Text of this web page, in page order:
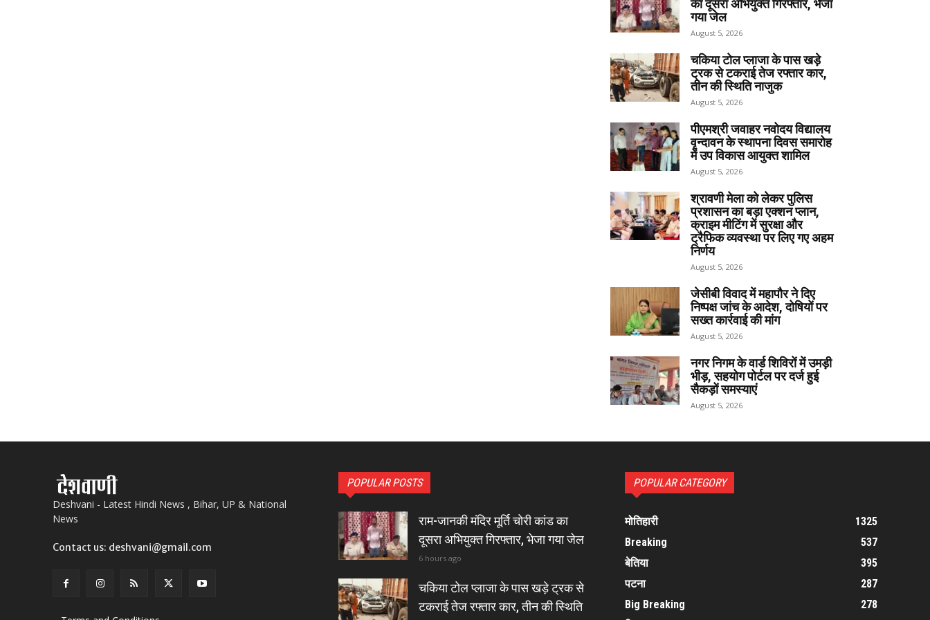
का दूसरा अभियुक्त गिरफ्तार, भेजा
गया जेल
August 5, 2026
चकिया टोल प्लाजा के पास खड़े
ट्रक से टकराई तेज रफ्तार कार,
तीन की स्थिति नाजुक
August 5, 2026
पीएमश्री जवाहर नवोदय विद्यालय
वृन्दावन के स्थापना दिवस समारोह
में उप विकास आयुक्त शामिल
August 5, 2026
श्रावणी मेला को लेकर पुलिस
प्रशासन का बड़ा एक्शन प्लान,
क्राइम मीटिंग में सुरक्षा और
ट्रैफिक व्यवस्था पर लिए गए अहम
निर्णय
August 5, 2026
जेसीबी विवाद में महापौर ने दिए
निष्पक्ष जांच के आदेश, दोषियों पर
सख्त कार्रवाई की मांग
August 5, 2026
नगर निगम के वार्ड शिविरों में उमड़ी
भीड़, सहयोग पोर्टल पर दर्ज हुई
सैकड़ों समस्याएं
August 5, 2026
Deshvani - Latest Hindi News , Bihar, UP & National
News
Contact us: deshvani@gmail.com
POPULAR POSTS
राम-जानकी मंदिर मूर्ति चोरी कांड का
दूसरा अभियुक्त गिरफ्तार, भेजा गया जेल
6 hours ago
चकिया टोल प्लाजा के पास खड़े ट्रक से
टकराई तेज रफ्तार कार, तीन की स्थिति
POPULAR CATEGORY
मोतिहारी
1325
Breaking
537
बेतिया
395
पटना
287
Big Breaking
278